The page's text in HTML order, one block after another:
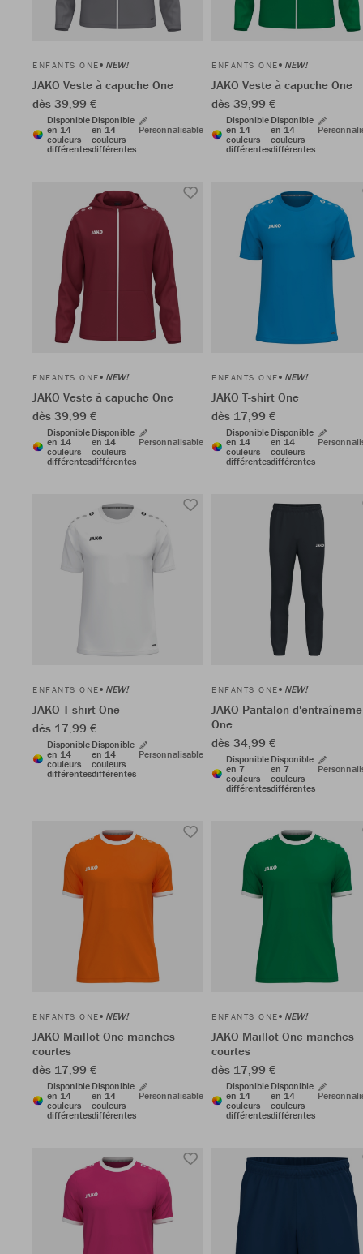
ENFANTS ONE NEW!
JAKO Veste à capuche One
dès 39,99 €
Disponible
en 14
couleurs
différentes
Disponible
en 14
couleurs
différentes
Personnalisable
ENFANTS ONE NEW!
JAKO Veste à capuche One
dès 39,99 €
Disponible
en 14
couleurs
différentes
Disponible
en 14
couleurs
différentes
ENFANTS ONE NEW!
JAKO Veste à capuche One
dès 39,99 €
Disponible
en 14
couleurs
différentes
Disponible
en 14
couleurs
différentes
Personnalisable
ENFANTS ONE NEW!
JAKO T-shirt One
dès 17,99 €
Disponible
en 14
couleurs
différentes
Disponible
en 14
couleurs
différentes
ENFANTS ONE NEW!
JAKO T-shirt One
dès 17,99 €
Disponible
en 14
couleurs
différentes
Disponible
en 14
couleurs
différentes
Personnalisable
ENFANTS ONE NEW!
JAKO Pantalon
One
dès 34,99 €
Disponible
en 7
couleurs
différentes
Disponible
en 7
couleurs
différentes
ENFANTS ONE NEW!
JAKO Maillot One manches
courtes
dès 17,99 €
Disponible
en 14
couleurs
différentes
Disponible
en 14
couleurs
différentes
Personnalisable
ENFANTS ONE NEW!
JAKO Maillot One manches
courtes
dès 17,99 €
Disponible
en 14
couleurs
différentes
Disponible
en 14
couleurs
différentes